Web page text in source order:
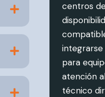
centros
integrarse
para
atención
técnico